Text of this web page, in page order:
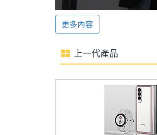
3 倍光學變焦
SAMSUNG Galaxy Z
支援 3 倍光學變焦、最
畫面能拖曳調整快門速
聯名版三星 Watch6 與配
主螢幕解析度 2176
主螢幕最大亮度 1750
Fold5限量版9/12開賣
更多內容
上一代產品